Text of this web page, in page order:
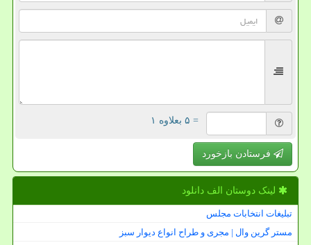
= ۵ بعلاوه ۱
فرستادن بازخورد
لینک دوستان الف دانلود
تبلیغات انتخابات مجلس
مستر گرین وال | مجری و طراح انواع دیوار سبز